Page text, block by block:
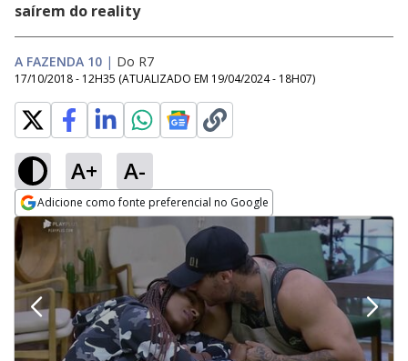
saírem do reality
A FAZENDA 10 | Do R7
17/10/2018 - 12H35 (ATUALIZADO EM 19/04/2024 - 18H07)
A+ A-
Adicione como fonte preferencial no Google
Opens in new window